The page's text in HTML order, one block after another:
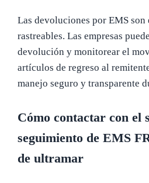
Las devoluciones por EMS
rastreables. Las empresas
devolución y monitorear el
artículos de regreso al
manejo seguro y transparente
Cómo contactar con el
seguimiento de EMS
de ultramar